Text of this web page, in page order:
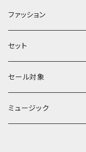
館シリーズ
ЖeНoрмаnシリーズ
ファッション
セット
セール対象
ミュージック